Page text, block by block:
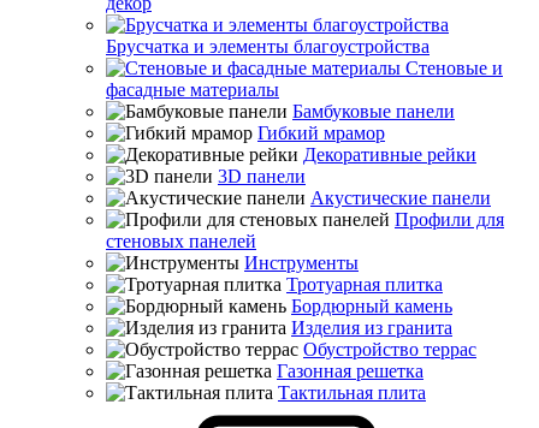
Брусчатка и элементы благоустройства
Стеновые и
фасадные материалы
Бамбуковые панели
Гибкий мрамор
Декоративные рейки
3D панели
Акустические панели
Профили для
стеновых панелей
Инструменты
Тротуарная плитка
Бордюрный камень
Изделия из гранита
Обустройство террас
Газонная решетка
Тактильная плита